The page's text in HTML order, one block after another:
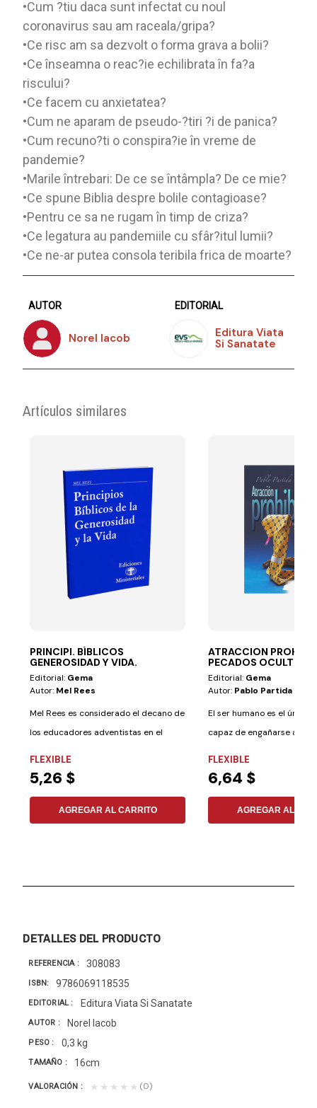
•Cum ?tiu daca sunt infectat cu noul
coronavirus sau am raceala/gripa?
•Ce risc am sa dezvolt o forma grava a bolii?
•Ce înseamna o reac?ie echilibrata în fa?a
riscului?
•Ce facem cu anxietatea?
•Cum ne aparam de pseudo-?tiri ?i de panica?
•Cum recuno?ti o conspira?ie în vreme de
pandemie?
•Marile întrebari: De ce se întâmpla? De ce mie?
•Ce spune Biblia despre bolile contagioase?
•Pentru ce sa ne rugam în timp de criza?
•Ce legatura au pandemiile cu sfâr?itul lumii?
•Ce ne-ar putea consola teribila frica de moarte?
AUTOR
Norel Iacob
EDITORIAL
Editura Viata
Si Sanatate
Artículos similares
PRINCIPI. BÍBLICOS
GENEROSIDAD Y VIDA.
Editorial: Gema
Autor: Mel Rees
Mel Rees es considerado el decano de
los educadores adventistas en el
FLEXIBLE
5,26 $
AGREGAR AL CARRITO
ATRACCION
PECADOS OCULTOS
Editorial: Gema
Autor: Pablo Partida
El ser humano es el único
capaz de engañarse a sí
FLEXIBLE
6,64 $
AGREGAR AL
DETALLES DEL PRODUCTO
REFERENCIA 308083
ISBN 9786069118535
EDITORIAL Editura Viata Si Sanatate
AUTOR Norel Iacob
PESO 0,3 kg
TAMAÑO 16cm
VALORACIÓN ★★★★★ (0)